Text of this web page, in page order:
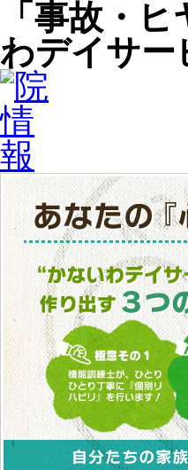
「事故・
わデイサ